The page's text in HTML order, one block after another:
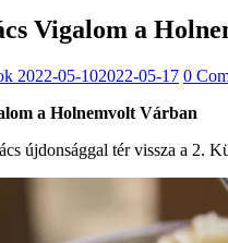
Vigalom a
2022-05-102022-05-17 0
a Holnemvolt Várban
újdonsággal tér vissza a 2.